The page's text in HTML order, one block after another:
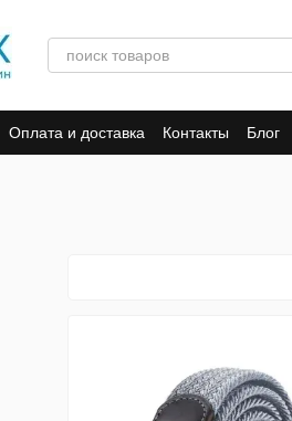
Оплата и доставка Контакты Блог